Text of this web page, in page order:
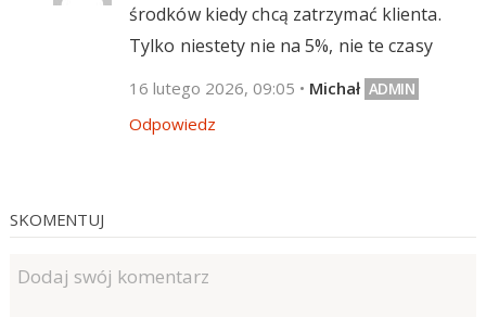
środków kiedy chcą zatrzymać klienta.
Tylko niestety nie na 5%, nie te czasy
16 lutego 2026, 09:05 • Michał
Odpowiedz
SKOMENTUJ